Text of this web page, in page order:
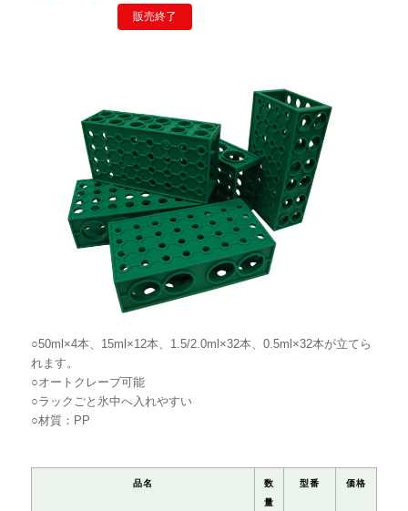
販売終了
○50ml×4本、15ml×12本、1.5/2.0ml×32本、0.5ml×32本が立てら
れます。
○オートクレーブ可能
○ラックごと氷中へ入れやすい
○材質：PP